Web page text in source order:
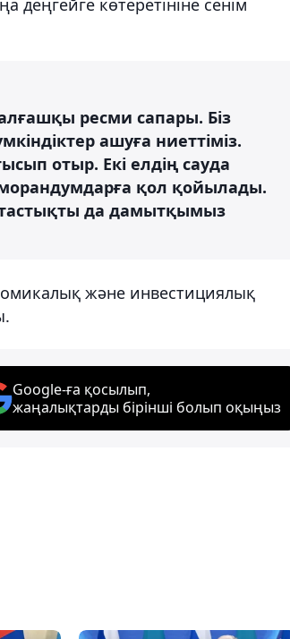
ресми сапары. Біз
ашуға ниеттіміз.
отыр. Екі елдің сауда
қол қойылады.
да дамытқымыз
және инвестициялық
Google-ға қосылып,
жаңалықтарды бірінші болып оқыңыз